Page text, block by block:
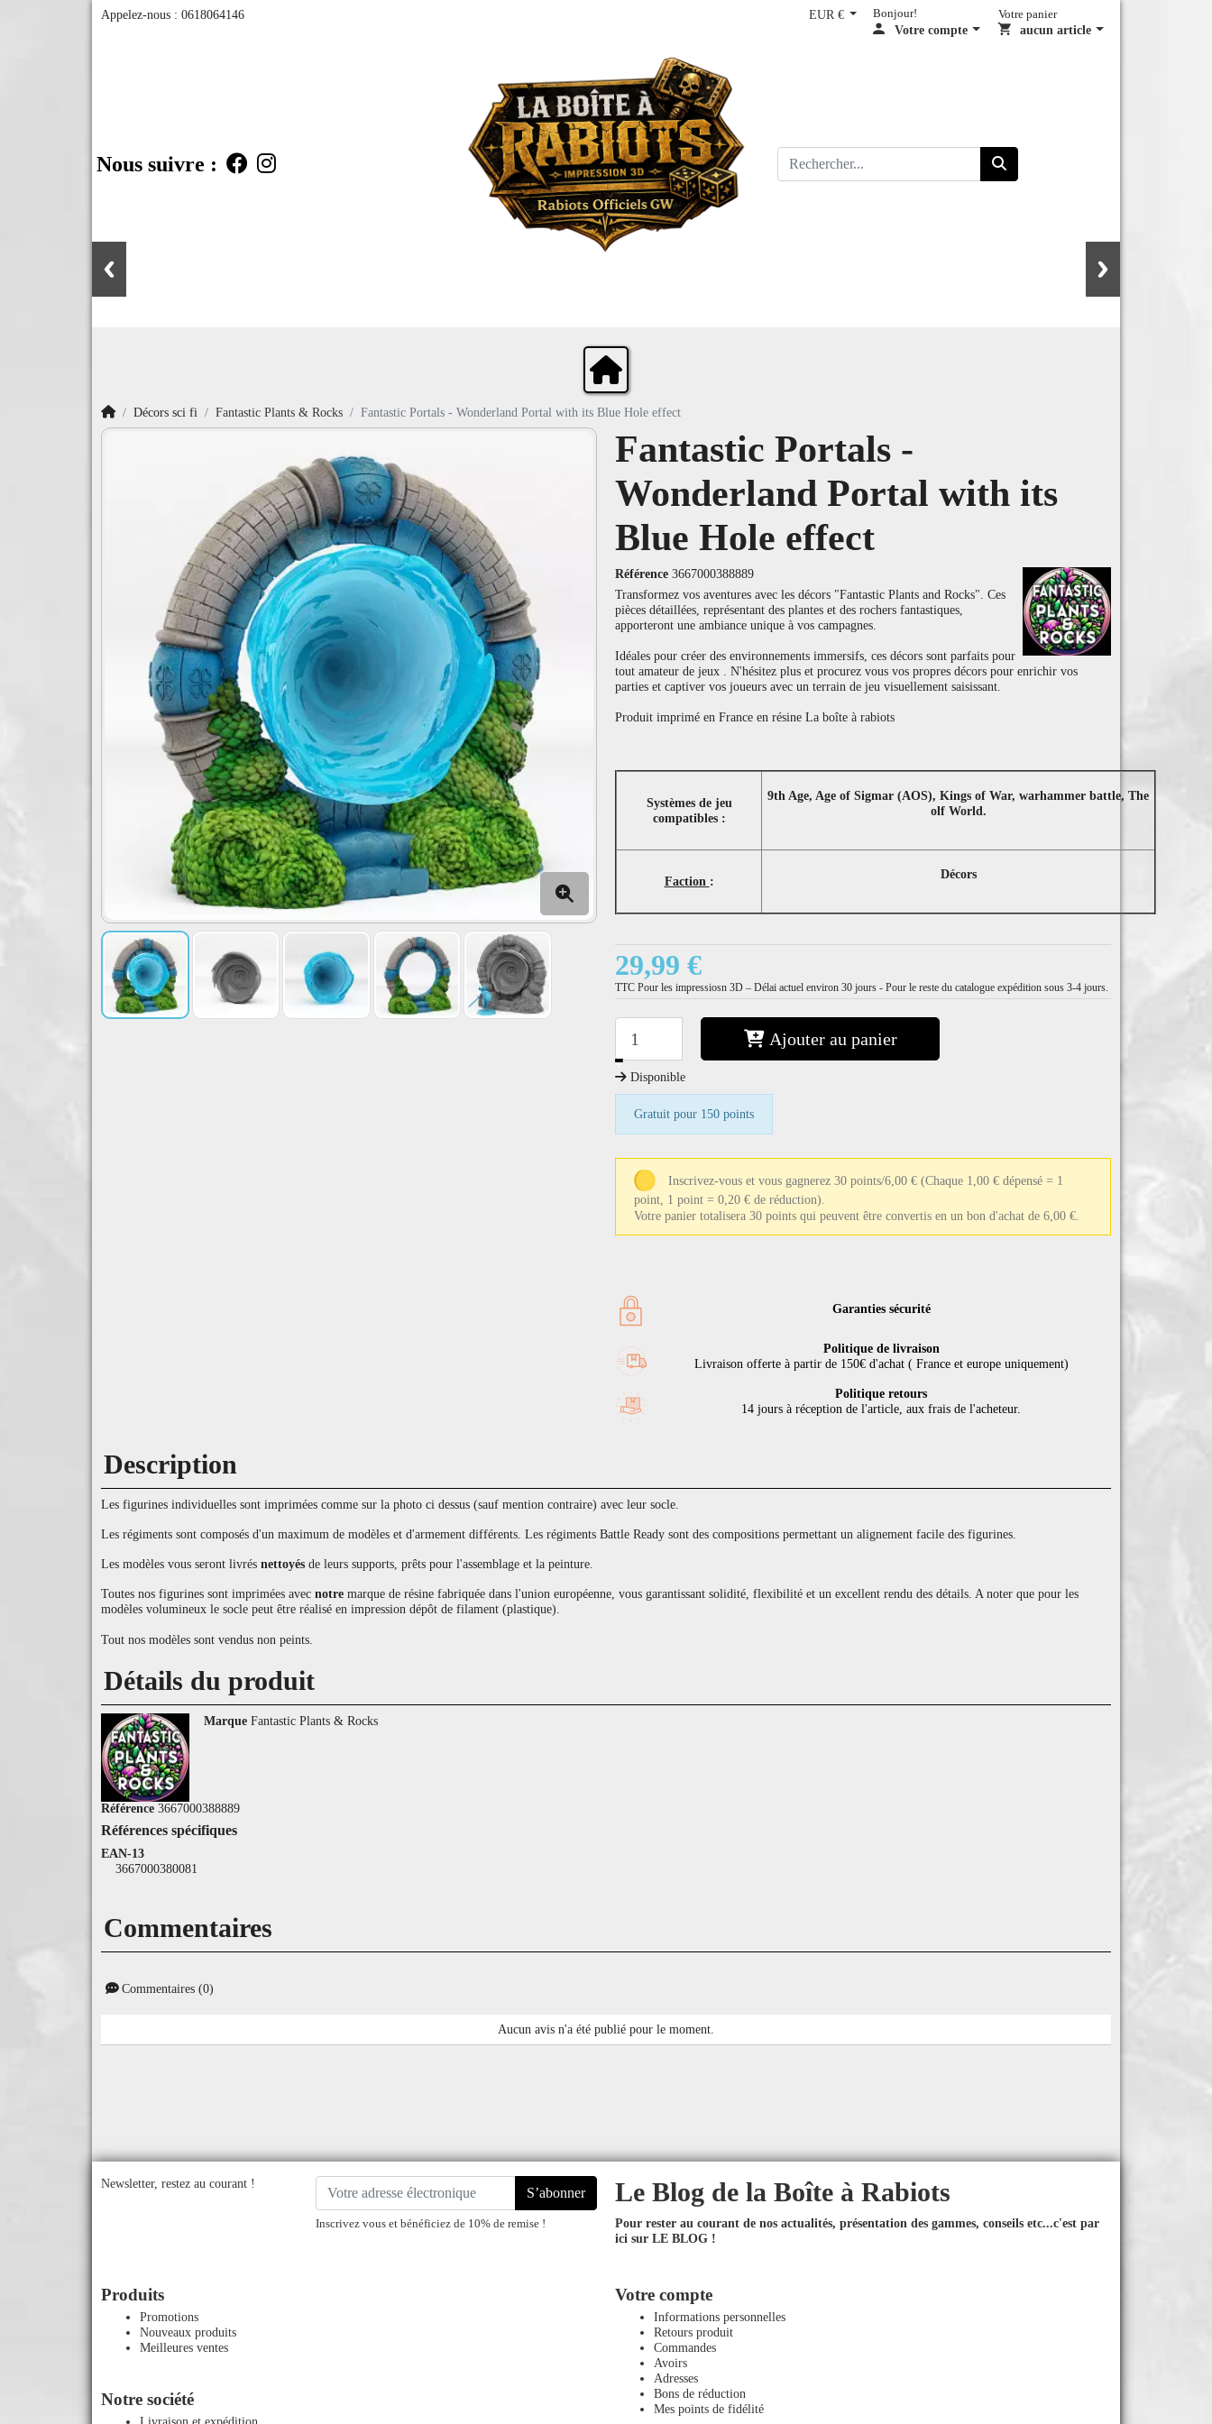
Appelez-nous : 0618064146 EUR € Bonjour!
Votre compte
Votre panier
aucun article
Nous suivre :
AccueilDécors sci fi Fantastic Plants & Rocks Fantastic Portals - Wonderland Portal with its Blue Hole effect
Fantastic Portals -
Wonderland Portal with its
Blue Hole effect
Référence 3667000388889
Transformez vos aventures avec les décors "Fantastic Plants and Rocks". Ces
pièces détaillées, représentant des plantes et des rochers fantastiques,
apporteront une ambiance unique à vos campagnes.
Idéales pour créer des environnements immersifs, ces décors sont parfaits pour
tout amateur de jeux . N'hésitez plus et procurez vous vos propres décors pour enrichir vos
parties et captiver vos joueurs avec un terrain de jeu visuellement saisissant.
Produit imprimé en France en résine La boîte à rabiots
Systèmes de jeu
compatibles :
9th Age, Age of Sigmar (AOS), Kings of War, warhammer battle, The
olf World.
Faction : Décors
29,99 €
TTC Pour les impressiosn 3D – Délai actuel environ 30 jours - Pour le reste du catalogue expédition sous 3-4 jours.
−
Ajouter au panier
Disponible
Gratuit pour 150 points
Inscrivez-vous et vous gagnerez 30 points/6,00 € (Chaque 1,00 € dépensé = 1
point, 1 point = 0,20 € de réduction).
Votre panier totalisera 30 points qui peuvent être convertis en un bon d'achat de 6,00 €.
Garanties sécurité
Politique de livraison
Livraison offerte à partir de 150€ d'achat ( France et europe uniquement)
Politique retours
14 jours à réception de l'article, aux frais de l'acheteur.
Description
Les figurines individuelles sont imprimées comme sur la photo ci dessus (sauf mention contraire) avec leur socle.
Les régiments sont composés d'un maximum de modèles et d'armement différents. Les régiments Battle Ready sont des compositions permettant un alignement facile des figurines.
Les modèles vous seront livrés nettoyés de leurs supports, prêts pour l'assemblage et la peinture.
Toutes nos figurines sont imprimées avec notre marque de résine fabriquée dans l'union européenne, vous garantissant solidité, flexibilité et un excellent rendu des détails. A noter que pour les
modèles volumineux le socle peut être réalisé en impression dépôt de filament (plastique).
Tout nos modèles sont vendus non peints.
Détails du produit
Marque Fantastic Plants & Rocks
Référence 3667000388889
Références spécifiques
EAN-13
3667000380081
Commentaires
Commentaires (0)
Aucun avis n'a été publié pour le moment.
Newsletter, restez au courant !
S’abonner
Inscrivez vous et bénéficiez de 10% de remise !
Le Blog de la Boîte à Rabiots
Pour rester au courant de nos actualités, présentation des gammes, conseils etc...c'est par
ici sur LE BLOG !
Produits
Promotions
Nouveaux produits
Meilleures ventes
Notre société
Votre compte
Informations personnelles
Retours produit
Commandes
Avoirs
Adresses
Bons de réduction
Mes points de fidélité